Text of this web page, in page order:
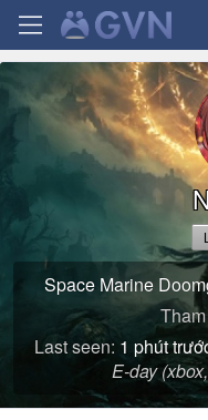
Space Marine
Last seen 1 phút
E-day